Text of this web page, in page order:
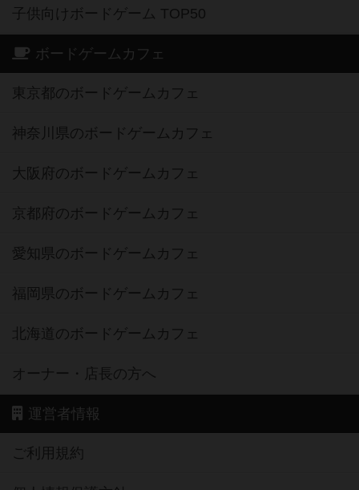
子供向けボードゲーム TOP50
ボードゲームカフェ
東京都のボードゲームカフェ
神奈川県のボードゲームカフェ
大阪府のボードゲームカフェ
京都府のボードゲームカフェ
愛知県のボードゲームカフェ
福岡県のボードゲームカフェ
北海道のボードゲームカフェ
オーナー・店長の方へ
運営者情報
ご利用規約